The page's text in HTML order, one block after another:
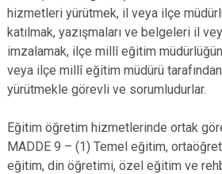
hizmetleri yürütmek, il veya ilçe
katılmak, yazışmaları ve belgeleri il
imzalamak, ilçe millî eğitim
veya ilçe millî eğitim müdürü
yürütmekle görevli ve sorumludurlar.
Eğitim öğretim hizmetlerinde ortak
MADDE 9 – (1) Temel eğitim,
eğitim, din öğretimi, özel eğitim ve